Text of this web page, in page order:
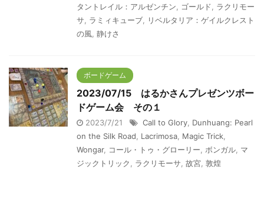
タントレイル：アルゼンチン
ゴールド
ラクリモー
サ
ラミィキューブ
リベルタリア：ゲイルクレスト
の風 静けさ
ボードゲーム
2023/07/15 はるかさんプレゼンツボー
ドゲーム会 その１
2023/7/21 Call to Glory Dunhuang: Pearl
on the Silk Road
Lacrimosa Magic Trick
Wongar, コール・トゥ・グローリー ボンガル マ
ジックトリック
ラクリモーサ 故宮 敦煌